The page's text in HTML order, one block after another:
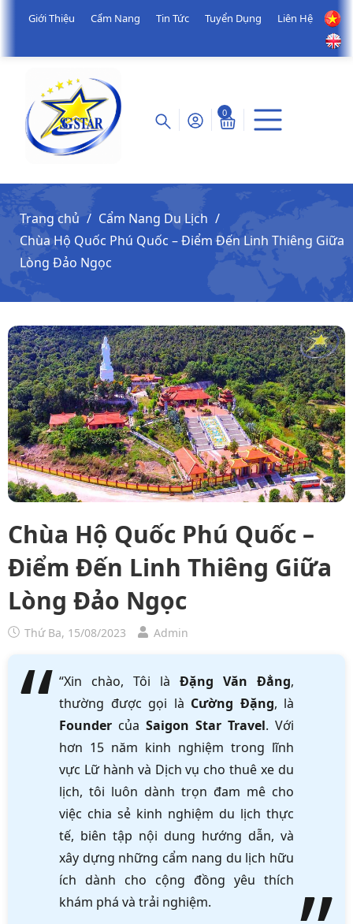
Giới Thiệu Cẩm Nang Tin Tức Tuyển Dụng Liên Hệ
0
Trang chủ
Cẩm Nang Du Lịch
Chùa Hộ Quốc Phú Quốc – Điểm Đến Linh Thiêng Giữa
Lòng Đảo Ngọc
Chùa Hộ Quốc Phú Quốc –
Điểm Đến Linh Thiêng Giữa
Lòng Đảo Ngọc
Thứ Ba, 15/08/2023 Admin
“Xin chào, Tôi là Đặng Văn Đẳng,
thường được gọi là Cường Đặng, là
Founder của Saigon Star Travel. Với
hơn 15 năm kinh nghiệm trong lĩnh
vực Lữ hành và Dịch vụ cho thuê xe du
lịch, tôi luôn dành trọn đam mê cho
việc chia sẻ kinh nghiệm du lịch thực
tế, biên tập nội dung hướng dẫn, và
xây dựng những cẩm nang du lịch hữu
ích dành cho cộng đồng yêu thích
khám phá và trải nghiệm.